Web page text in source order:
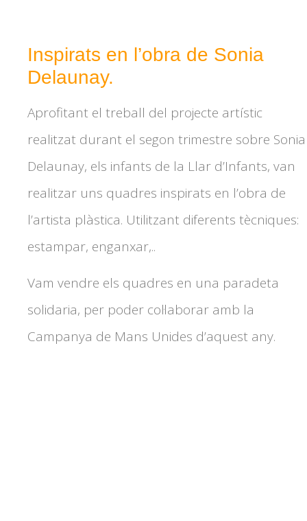
Inspirats en l’obra de Sonia
Delaunay.
Aprofitant el treball del projecte artístic
realitzat durant el segon trimestre sobre Sonia
Delaunay, els infants de la Llar d’Infants, van
realitzar uns quadres inspirats en l’obra de
l’artista plàstica. Utilitzant diferents tècniques:
estampar, enganxar,..
Vam vendre els quadres en una paradeta
solidaria, per poder col·laborar amb la
Campanya de Mans Unides d’aquest any.